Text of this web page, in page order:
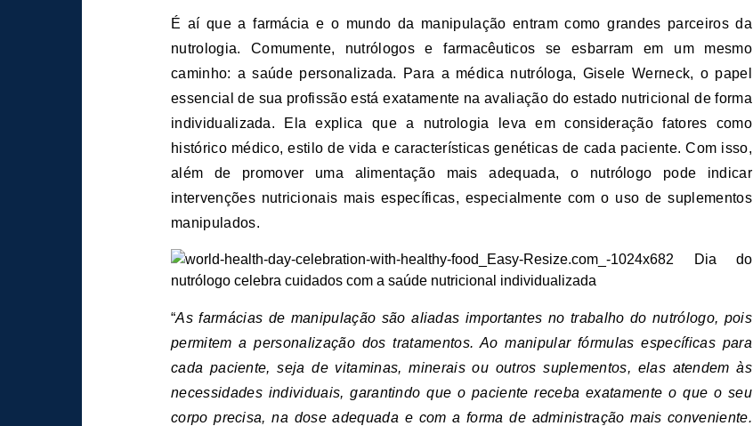
É aí que a farmácia e o mundo da manipulação entram como grandes parceiros da
nutrologia. Comumente, nutrólogos e farmacêuticos se esbarram em um mesmo
caminho: a saúde personalizada. Para a médica nutróloga, Gisele Werneck, o papel
essencial de sua profissão está exatamente na avaliação do estado nutricional de forma
individualizada. Ela explica que a nutrologia leva em consideração fatores como
histórico médico, estilo de vida e características genéticas de cada paciente. Com isso,
além de promover uma alimentação mais adequada, o nutrólogo pode indicar
intervenções nutricionais mais específicas, especialmente com o uso de suplementos
manipulados.
“As farmácias de manipulação são aliadas importantes no trabalho do nutrólogo, pois
permitem a personalização dos tratamentos. Ao manipular fórmulas específicas para
cada paciente, seja de vitaminas, minerais ou outros suplementos, elas atendem às
necessidades individuais, garantindo que o paciente receba exatamente o que o seu
corpo precisa, na dose adequada e com a forma de administração mais conveniente.